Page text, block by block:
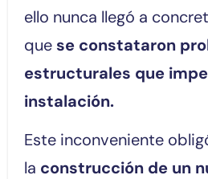
ello nunca llegó a
que se constataron
estructurales que
instalación.
Este inconveniente
la construcción de un